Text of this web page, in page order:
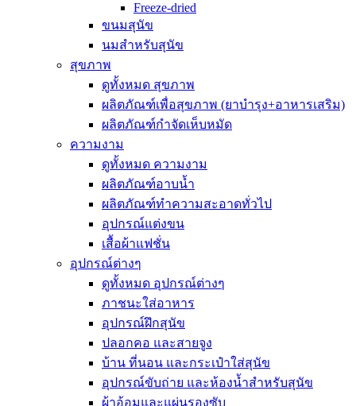
Freeze-dried
ขนมสุนัข
นมสำหรับสุนัข
สุขภาพ
ดูทั้งหมด สุขภาพ
ผลิตภัณฑ์เพื่อสุขภาพ (ยาบำรุง+อาหารเสริม)
ผลิตภัณฑ์กำจัดเห็บหมัด
ความงาม
ดูทั้งหมด ความงาม
ผลิตภัณฑ์อาบน้ำ
ผลิตภัณฑ์ทำความสะอาดทั่วไป
อุปกรณ์แต่งขน
เสื้อผ้าแฟชั่น
อุปกรณ์ต่างๆ
ดูทั้งหมด อุปกรณ์ต่างๆ
ภาชนะใส่อาหาร
อุปกรณ์ฝึกสุนัข
ปลอกคอ และสายจูง
บ้าน ที่นอน และกระเป๋าใส่สุนัข
อุปกรณ์ขับถ่าย และห้องน้ำสำหรับสุนัข
ผ้าอ้อมและแผ่นรองซับ